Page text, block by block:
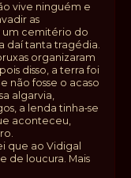
vive ninguém e
as
um cemitério do
daí tanta tragédia.
organizaram
disso, a terra foi
não fosse o acaso
algarvia,
a lenda tinha‑se
aconteceu,
que ao Vidigal
de loucura. Mais